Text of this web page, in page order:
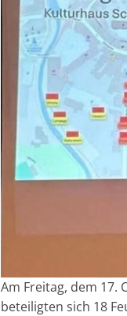
Am Freitag, dem 17.
beteiligten sich 18